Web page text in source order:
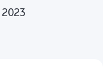
región